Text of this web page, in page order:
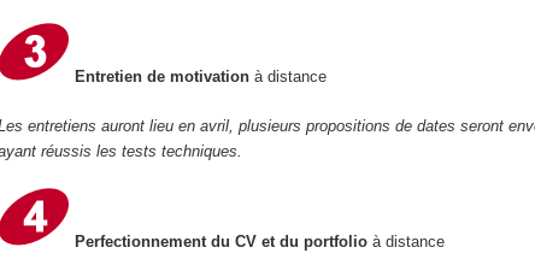
Entretien de motivationà distance
entretiens auront lieu en avril, plusieurs propositions de dates seront
réussis les tests techniques.
Perfectionnement du CV et du portfolioà distance